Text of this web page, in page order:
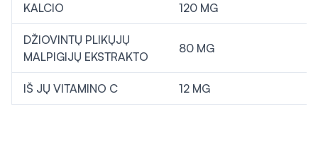
KALCIO 120 MG
DŽIOVINTŲ PLIKŲJŲ
MALPIGIJŲ EKSTRAKTO
80 MG
IŠ JŲ VITAMINO C 12 MG